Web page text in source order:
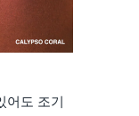
어도 조기